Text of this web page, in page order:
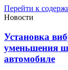
Перейти к
Новости